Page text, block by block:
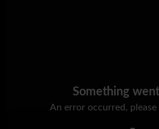
Something
An error occurred, please